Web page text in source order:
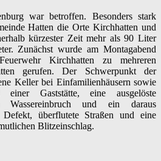
war betroffen. Besonders stark
Hatten die Orte Kirchhatten und
kürzester Zeit mehr als 90 Liter
Zunächst wurde am Montagabend
Kirchhatten zu mehreren
gerufen. Der Schwerpunkt der
Keller bei Einfamilienhäusern sowie
einer Gaststätte, eine ausgelöste
Wassereinbruch und ein daraus
Defekt, überflutete Straßen und eine
Blitzeinschlag.